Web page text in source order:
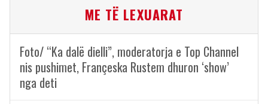
ME TË LEXUARAT
Foto/ “Ka dalë dielli”, moderatorja e Top Channel
nis pushimet, Françeska Rustem dhuron ‘show’
nga deti